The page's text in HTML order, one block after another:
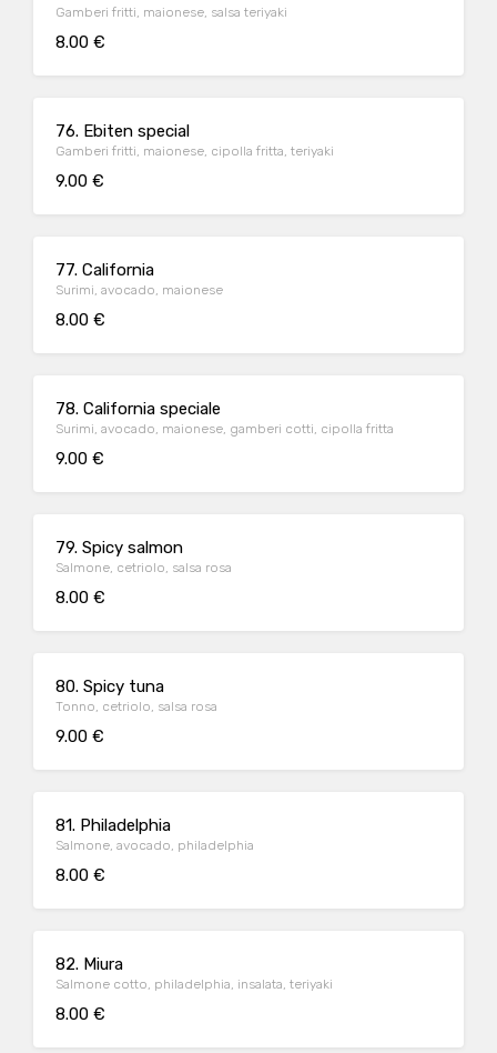
Gamberi fritti, maionese, salsa teriyaki
8.00 €
76. Ebiten special
Gamberi fritti, maionese, cipolla fritta, teriyaki
9.00 €
77. California
Surimi, avocado, maionese
8.00 €
78. California speciale
Surimi, avocado, maionese, gamberi cotti, cipolla fritta
9.00 €
79. Spicy salmon
Salmone, cetriolo, salsa rosa
8.00 €
80. Spicy tuna
Tonno, cetriolo, salsa rosa
9.00 €
81. Philadelphia
Salmone, avocado, philadelphia
8.00 €
82. Miura
Salmone cotto, philadelphia, insalata, teriyaki
8.00 €